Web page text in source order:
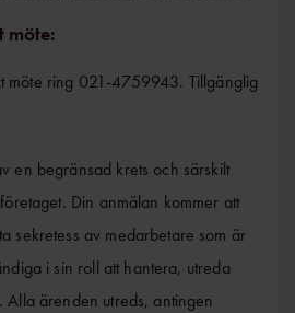
möte:
möte ring 021-4759943. Tillgänglig
en begränsad krets och särskilt
Din anmälan kommer att
sekretess av medarbetare som är
i sin roll att hantera, utreda
ärenden utreds, antingen